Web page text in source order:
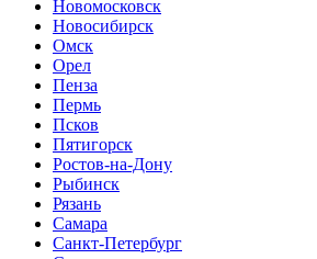
Новомосковск
Новосибирск
Омск
Орел
Пенза
Пермь
Псков
Пятигорск
Ростов-на-Дону
Рыбинск
Рязань
Самара
Санкт-Петербург